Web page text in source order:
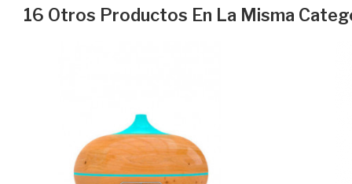
16 Otros Productos En La Misma